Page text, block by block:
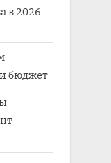
в 2026
бюджет